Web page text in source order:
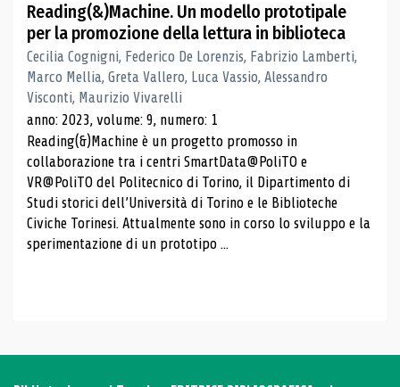
Reading(&)Machine. Un modello prototipale
per la promozione della lettura in biblioteca
Cecilia Cognigni, Federico De Lorenzis, Fabrizio Lamberti,
Marco Mellia, Greta Vallero, Luca Vassio, Alessandro
Visconti, Maurizio Vivarelli
anno: 2023, volume: 9, numero: 1
Reading(&)Machine è un progetto promosso in
collaborazione tra i centri SmartData@PoliTO e
VR@PoliTO del Politecnico di Torino, il Dipartimento di
Studi storici dell’Università di Torino e le Biblioteche
Civiche Torinesi. Attualmente sono in corso lo sviluppo e la
sperimentazione di un prototipo ...